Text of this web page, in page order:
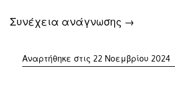
Συνέχεια ανάγνωσης →
Αναρτήθηκε στις 22 Νοεμβρίου 202422